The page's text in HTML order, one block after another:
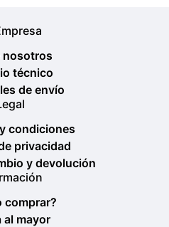
nosotros
técnico
de envío
condiciones
privacidad
y devolución
comprar?
al mayor